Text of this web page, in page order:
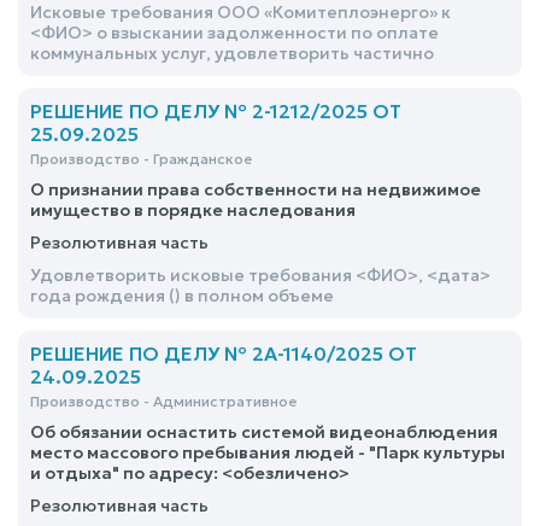
Исковые требования ООО «Комитеплоэнерго» к
<ФИО> о взыскании задолженности по оплате
коммунальных услуг, удовлетворить частично
РЕШЕНИЕ ПО ДЕЛУ № 2-1212/2025 ОТ
25.09.2025
Производство - Гражданское
О признании права собственности на недвижимое
имущество в порядке наследования
Резолютивная часть
Удовлетворить исковые требования <ФИО>, <дата>
года рождения () в полном объеме
РЕШЕНИЕ ПО ДЕЛУ № 2А-1140/2025 ОТ
24.09.2025
Производство - Административное
Об обязании оснастить системой видеонаблюдения
место массового пребывания людей - "Парк культуры
и отдыха" по адресу: <обезличено>
Резолютивная часть